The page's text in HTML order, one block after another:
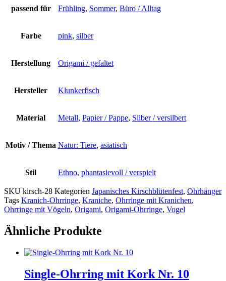
passend für Frühling, Sommer, Büro / Alltag
Farbe pink, silber
Herstellung Origami / gefaltet
Hersteller Klunkerfisch
Material Metall, Papier / Pappe, Silber / versilbert
Motiv / Thema Natur: Tiere, asiatisch
Stil Ethno, phantasievoll / verspielt
SKU kirsch-28 Kategorien Japanisches Kirschblütenfest, Ohrhänger
Tags Kranich-Ohrringe, Kraniche, Ohrringe mit Kranichen,
Ohrringe mit Vögeln, Origami, Origami-Ohrringe, Vogel
Ähnliche Produkte
Single-Ohrring mit Kork Nr. 10